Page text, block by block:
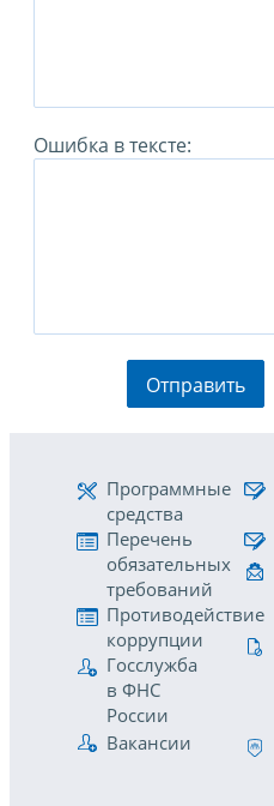
Ошибка в тексте:
Отправить
Программные
средства
Перечень
обязательных
требований
Противодействие
коррупции
Госслужба
в ФНС
России
Вакансии